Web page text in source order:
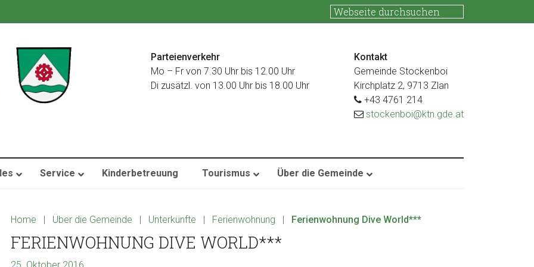
Kontakt
Gemeinde Stockenboi
Kirchplatz 2, 9713 Zlan
+43 4761 214
stockenboi@ktn.gde.at
Parteienverkehr
Mo – Fr von 7.30 Uhr bis 12.00 Uhr
Di zusätzl. von 13.00 Uhr bis 18.00 Uhr
Service Kinderbetreuung Tourismus Über die Gemeinde
Home | Über die Gemeinde | Unterkünfte | Ferienwohnung | Ferienwohnung Dive World***
FERIENWOHNUNG DIVE WORLD***